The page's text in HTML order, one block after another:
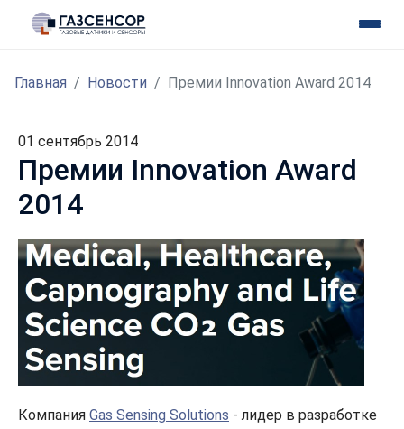
Главная Новости Премии Innovation Award 2014
01 сентябрь 2014
Премии Innovation Award
2014
Компания Gas Sensing Solutions - лидер в разработке